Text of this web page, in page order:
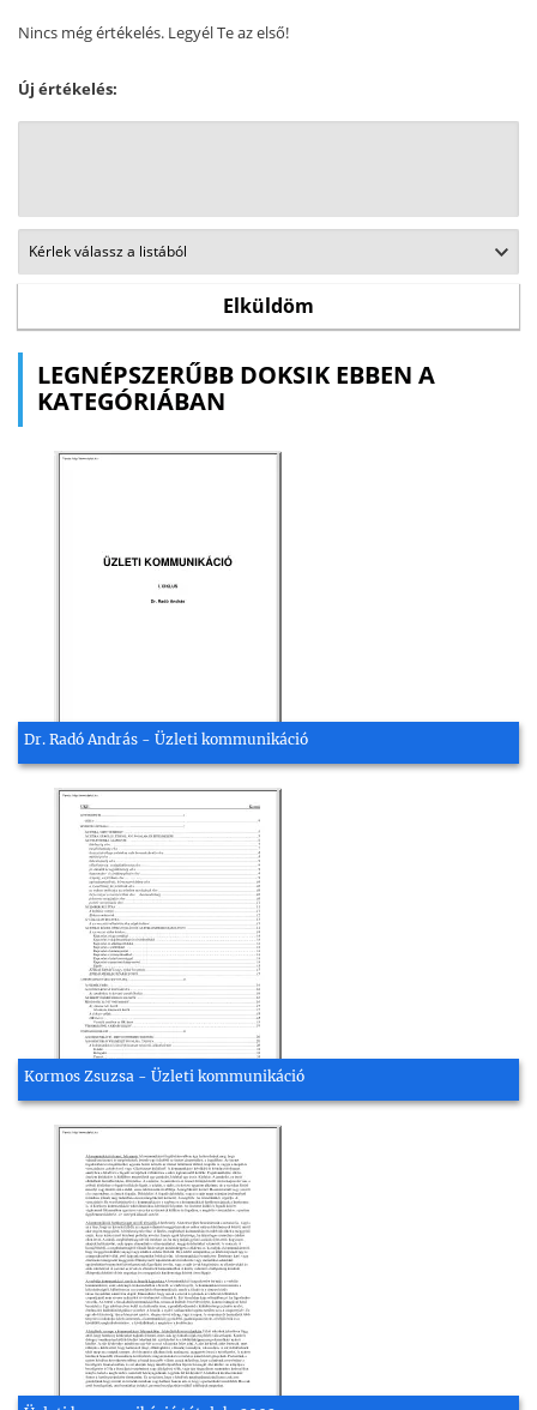
Nincs még értékelés. Legyél Te az első!
Új értékelés:
LEGNÉPSZERŰBB DOKSIK EBBEN A
KATEGÓRIÁBAN
Dr. Radó András - Üzleti kommunikáció
Kormos Zsuzsa - Üzleti kommunikáció